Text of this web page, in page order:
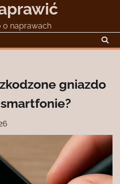
o naprawach
gniazdo